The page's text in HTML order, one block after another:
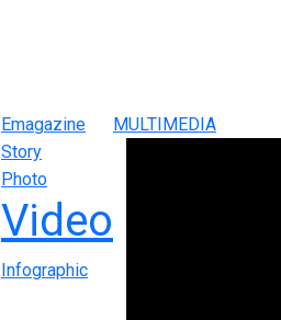
MULTIMEDIA
Emagazine
Story
Photo
Video
Infographic